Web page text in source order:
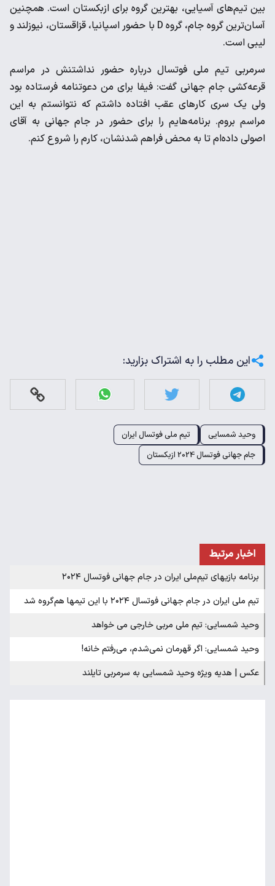
بین تیم‌های آسیایی، بهترین گروه برای ازبکستان است. همچنین
آسان‌ترین گروه جام، گروه D با حضور اسپانیا، قزاقستان، نیوزلند و
لیبی است.
سرمربی تیم ملی فوتسال درباره حضور نداشتنش در مراسم
قرعه‌کشی جام جهانی گفت: فیفا برای من دعوتنامه فرستاده بود
ولی یک سری کارهای عقب افتاده داشتم که نتوانستم به این
مراسم بروم. برنامه‌هایم را برای حضور در جام جهانی به آقای
اصولی داده‌ام تا به محض فراهم شدنشان، کارم را شروع کنم.
این مطلب را به اشتراک بزارید:
وحید شمسایی
تیم ملی فوتسال ایران
جام جهانی فوتسال 2024 ازبکستان
اخبار مرتبط
برنامه بازیهای تیم‌ملی ایران در جام جهانی فوتسال ۲۰۲۴
تیم ملی ایران در جام جهانی فوتسال ۲۰۲۴ با این تیمها هم‌گروه شد
وحید شمسایی: تیم ملی مربی خارجی می خواهد
وحید شمسایی: اگر قهرمان نمی‌شدم، می‌رفتم خانه!
عکس | هدیه ویژه وحید شمسایی به سرمربی تایلند